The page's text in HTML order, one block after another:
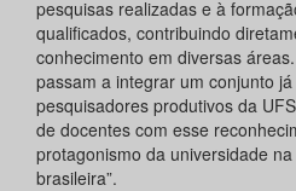
pesquisas realizadas e à
qualificados, contribuindo
conhecimento em diversas
passam a integrar um conjunto
pesquisadores produtivos da
de docentes com esse
protagonismo da universidade
brasileira”.